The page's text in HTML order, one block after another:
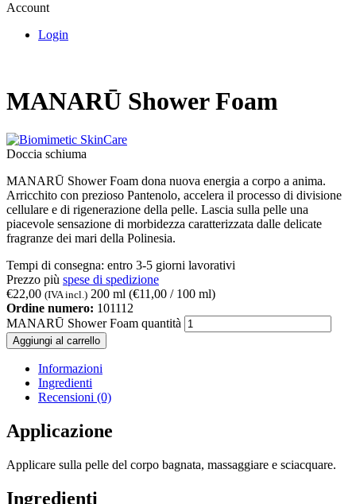
Account
Login
MANARŪ Shower Foam
Doccia schiuma
MANARŪ Shower Foam dona nuova energia a corpo a anima.
Arricchito con prezioso Pantenolo, accelera il processo di divisione
cellulare e di rigenerazione della pelle. Lascia sulla pelle una
piacevole sensazione di morbidezza caratterizzata dalle delicate
fragranze dei mari della Polinesia.
Tempi di consegna: entro 3-5 giorni lavorativi
Prezzo più spese di spedizione
€22,00 (IVA incl.) 200 ml (€11,00 / 100 ml)
Ordine numero: 101112
MANARŪ Shower Foam quantità
Aggiungi al carrello
Informazioni
Ingredienti
Recensioni (0)
Applicazione
Applicare sulla pelle del corpo bagnata, massaggiare e sciacquare.
Ingredienti